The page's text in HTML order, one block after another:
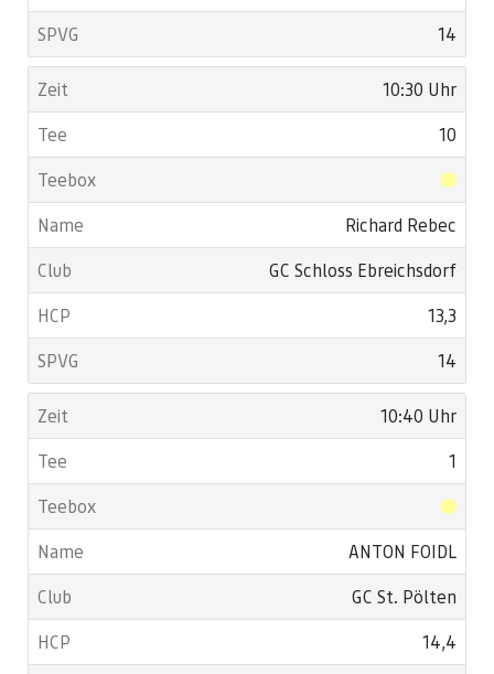
14
10:30 Uhr
10
Richard Rebec
GC Schloss Ebreichsdorf
13,3
14
10:40 Uhr
1
ANTON FOIDL
GC St. Pölten
14,4